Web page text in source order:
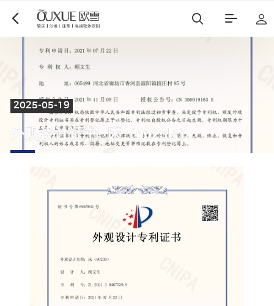
博遇 都市星耀
麻艺坊
2025-05-19
外观设计证书_床（9023B）